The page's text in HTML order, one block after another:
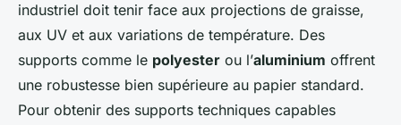
industriel doit tenir face aux projections de graisse,
aux UV et aux variations de température. Des
supports comme le polyester ou l’aluminium offrent
une robustesse bien supérieure au papier standard.
Pour obtenir des supports techniques capables